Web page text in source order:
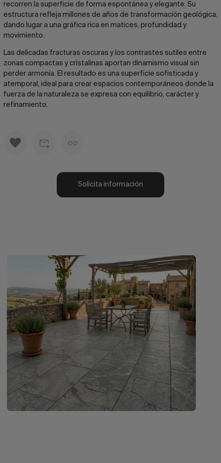
recorren la superficie de forma espontánea y elegante. Su
estructura refleja millones de años de transformación geológica,
dando lugar a una gráfica rica en matices, profundidad y
movimiento.
Las delicadas fracturas oscuras y los contrastes sutiles entre
zonas compactas y cristalinas aportan dinamismo visual sin
perder armonía. El resultado es una superficie sofisticada y
atemporal, ideal para crear espacios contemporáneos donde la
fuerza de la naturaleza se expresa con equilibrio, carácter y
refinamiento.
Solicita información